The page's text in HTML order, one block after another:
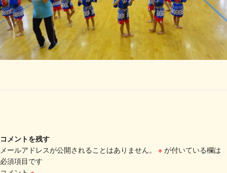
コメントを残す
メールアドレスが公開されることはありません。
※ が付いている欄は
必須項目です